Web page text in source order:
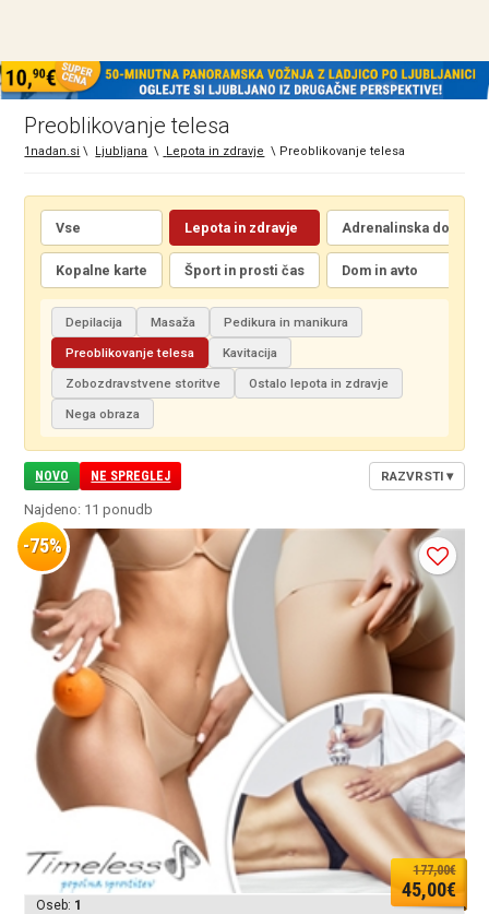
Preoblikovanje telesa
1nadan.si \ Ljubljana \ Lepota in zdravje \ Preoblikovanje telesa
Vse
Kopalne karte
Lepota in zdravje
Šport in prosti čas
Adrenalinska
Dom in avto
Depilacija Masaža
Pedikura in manikura
Preoblikovanje telesa
Kavitacija
Zobozdravstvene storitve
Ostalo lepota in zdravje
Nega obraza
NOVO NE SPREGLEJ RAZVRSTI▾
Najdeno: 11 ponudb
-75%
177,00€
45,00€
Oseb: 1